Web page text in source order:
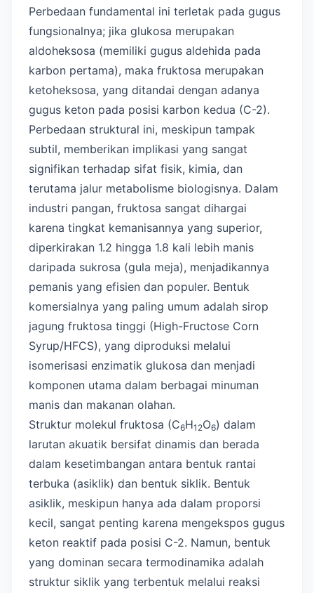
Perbedaan fundamental ini terletak pada gugus
fungsionalnya; jika glukosa merupakan
aldoheksosa (memiliki gugus aldehida pada
karbon pertama), maka fruktosa merupakan
ketoheksosa, yang ditandai dengan adanya
gugus keton pada posisi karbon kedua (C-2).
Perbedaan struktural ini, meskipun tampak
subtil, memberikan implikasi yang sangat
signifikan terhadap sifat fisik, kimia, dan
terutama jalur metabolisme biologisnya. Dalam
industri pangan, fruktosa sangat dihargai
karena tingkat kemanisannya yang superior,
diperkirakan 1.2 hingga 1.8 kali lebih manis
daripada sukrosa (gula meja), menjadikannya
pemanis yang efisien dan populer. Bentuk
komersialnya yang paling umum adalah sirop
jagung fruktosa tinggi (High-Fructose Corn
Syrup/HFCS), yang diproduksi melalui
isomerisasi enzimatik glukosa dan menjadi
komponen utama dalam berbagai minuman
manis dan makanan olahan.
Struktur molekul fruktosa (C6H12O6) dalam
larutan akuatik bersifat dinamis dan berada
dalam kesetimbangan antara bentuk rantai
terbuka (asiklik) dan bentuk siklik. Bentuk
asiklik, meskipun hanya ada dalam proporsi
kecil, sangat penting karena mengekspos gugus
keton reaktif pada posisi C-2. Namun, bentuk
yang dominan secara termodinamika adalah
struktur siklik yang terbentuk melalui reaksi